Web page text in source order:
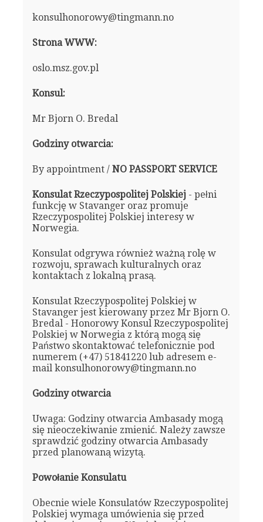
konsulhonorowy@tingmann.no
Strona WWW:
oslo.msz.gov.pl
Konsul:
Mr Bjorn O. Bredal
Godziny otwarcia:
By appointment / NO PASSPORT SERVICE
Konsulat Rzeczypospolitej Polskiej- pełni
funkcję w Stavanger oraz promuje
Rzeczypospolitej Polskiej interesy w
Norwegia.
Konsulat odgrywa również ważną rolę w
rozwoju, sprawach kulturalnych oraz
kontaktach z lokalną prasą.
Konsulat Rzeczypospolitej Polskiej w
Stavanger jest kierowany przez Mr Bjorn O.
Bredal - Honorowy Konsul Rzeczypospolitej
Polskiej w Norwegia z którą mogą się
Państwo skontaktować telefonicznie pod
numerem (+47) 51841220 lub adresem e-
mail konsulhonorowy@tingmann.no
Godziny otwarcia
Uwaga: Godziny otwarcia Ambasady mogą
się nieoczekiwanie zmienić. Należy zawsze
sprawdzić godziny otwarcia Ambasady
przed planowaną wizytą.
Powołanie Konsulatu
Obecnie wiele Konsulatów Rzeczypospolitej
Polskiej wymaga umówienia się przed